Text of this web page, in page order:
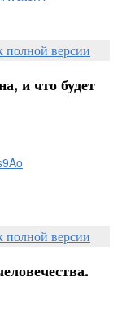
полной версии
и что будет
полной версии